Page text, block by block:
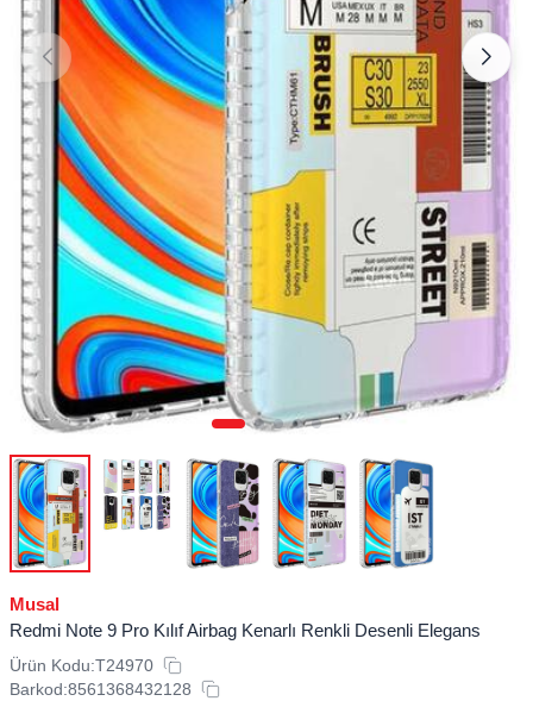
Musal
Redmi Note 9 Pro Kılıf Airbag Kenarlı Renkli Desenli Elegans
Ürün Kodu:T24970
Barkod:8561368432128